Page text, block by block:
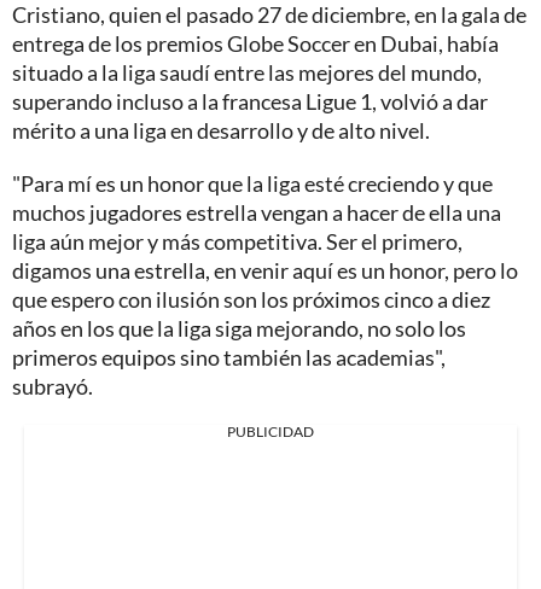
Cristiano, quien el pasado 27 de diciembre, en la gala de
entrega de los premios Globe Soccer en Dubai, había
situado a la liga saudí entre las mejores del mundo,
superando incluso a la francesa Ligue 1, volvió a dar
mérito a una liga en desarrollo y de alto nivel.
"Para mí es un honor que la liga esté creciendo y que
muchos jugadores estrella vengan a hacer de ella una
liga aún mejor y más competitiva. Ser el primero,
digamos una estrella, en venir aquí es un honor, pero lo
que espero con ilusión son los próximos cinco a diez
años en los que la liga siga mejorando, no solo los
primeros equipos sino también las academias",
subrayó.
PUBLICIDAD